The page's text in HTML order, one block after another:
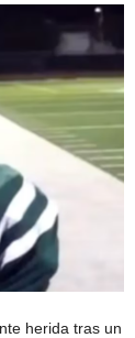
herida tras un